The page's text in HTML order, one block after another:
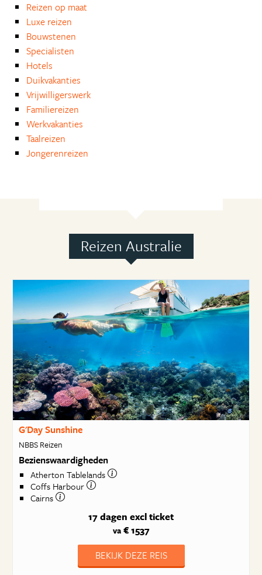
Reizen op maat
Luxe reizen
Bouwstenen
Specialisten
Hotels
Duikvakanties
Vrijwilligerswerk
Familiereizen
Werkvakanties
Taalreizen
Jongerenreizen
Reizen Australie
G'Day Sunshine
NBBS Reizen
Bezienswaardigheden
Atherton Tablelands
Coffs Harbour
Cairns
17 dagen excl ticket
va€ 1537
BEKIJK DEZE REIS